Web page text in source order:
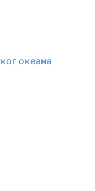
океана